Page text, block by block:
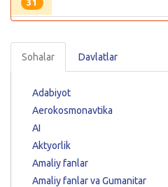
31
Sohalar Davlatlar
Adabiyot
Aerokosmonavtika
AI
Aktyorlik
Amaliy fanlar
Amaliy fanlar va Gumanitar